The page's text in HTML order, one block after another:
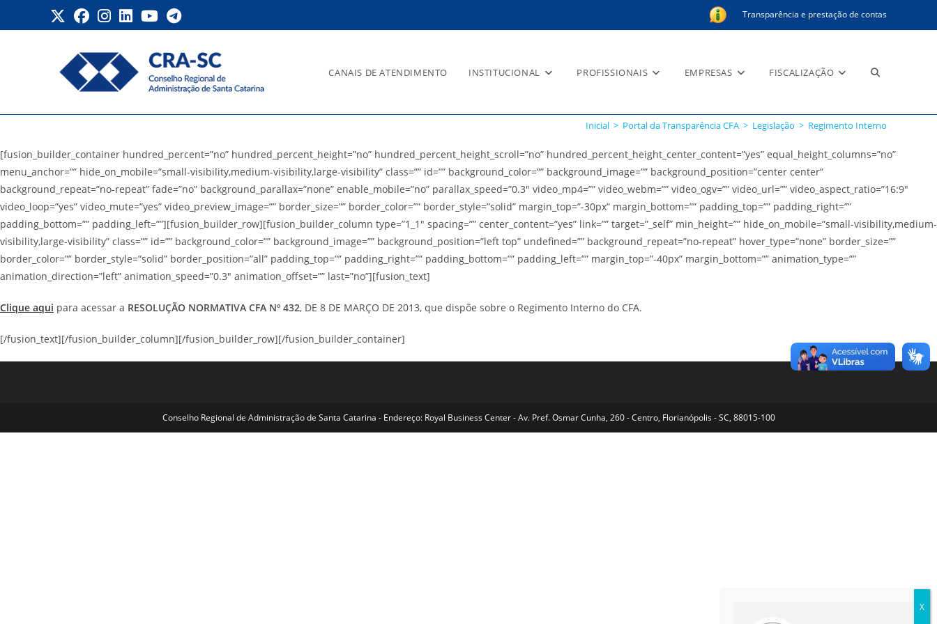
Transparência e prestação de contas
CANAIS DE ATENDIMENTO INSTITUCIONAL PROFISSIONAIS EMPRESAS FISCALIZAÇÃO Alternar
Inicial > Portal da Transparência CFA > Legislação > Regimento Interno
[fusion_builder_container hundred_percent=”no” hundred_percent_height=”no” hundred_percent_height_scroll=”no” hundred_percent_height_center_content=”yes” equal_height_columns=”no”
menu_anchor=”” hide_on_mobile=”small-visibility,medium-visibility,large-visibility” class=”” id=”” background_color=”” background_image=”” background_position=”center center”
background_repeat=”no-repeat” fade=”no” background_parallax=”none” enable_mobile=”no” parallax_speed=”0.3″ video_mp4=”” video_webm=”” video_ogv=”” video_url=”” video_aspect_ratio=”16:9″
video_loop=”yes” video_mute=”yes” video_preview_image=”” border_size=”” border_color=”” border_style=”solid” margin_top=”-30px” margin_bottom=”” padding_top=”” padding_right=””
padding_bottom=”” padding_left=””][fusion_builder_row][fusion_builder_column type=”1_1″ spacing=”” center_content=”yes” link=”” target=”_self” min_height=”” hide_on_mobile=”small-visibility,medium-
visibility,large-visibility” class=”” id=”” background_color=”” background_image=”” background_position=”left top” undefined=”” background_repeat=”no-repeat” hover_type=”none” border_size=””
border_color=”” border_style=”solid” border_position=”all” padding_top=”” padding_right=”” padding_bottom=”” padding_left=”” margin_top=”-40px” margin_bottom=”” animation_type=””
animation_direction=”left” animation_speed=”0.3″ animation_offset=”” last=”no”][fusion_text]
Clique aqui para acessar a RESOLUÇÃO NORMATIVA CFA Nº 432, DE 8 DE MARÇO DE 2013, que dispõe sobre o Regimento Interno do CFA.
[/fusion_text][/fusion_builder_column][/fusion_builder_row][/fusion_builder_container]
Conselho Regional de Administração de Santa Catarina - Endereço: Royal Business Center - Av. Pref. Osmar Cunha, 260 - Centro, Florianópolis - SC, 88015-100